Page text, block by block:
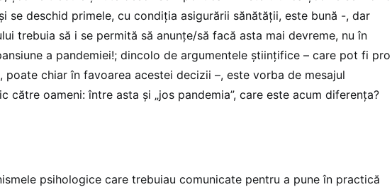
se deschid primele, cu condiția asigurării sănătății, este bună -, dar
trebuia să i se permită să anunțe/să facă asta mai devreme, nu în
a pandemiei!; dincolo de argumentele științifice – care pot fi pro
poate chiar în favoarea acestei decizii –, este vorba de mesajul
către oameni: între asta și „jos pandemia”, care este acum diferența?
psihologice care trebuiau comunicate pentru a pune în practică